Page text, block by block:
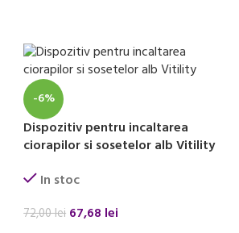
-6%
Dispozitiv pentru incaltarea
ciorapilor si sosetelor alb Vitility
In stoc
72,00lei 67,68 lei